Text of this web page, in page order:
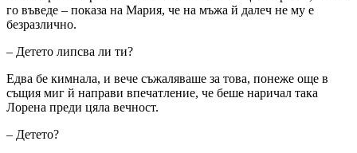
го въведе – показа на Мария, че на мъжа й далеч не му е
безразлично.
– Детето липсва ли ти?
Едва бе кимнала, и вече съжаляваше за това, понеже още в
същия миг й направи впечатление, че беше наричал така
Лорена преди цяла вечност.
– Детето?